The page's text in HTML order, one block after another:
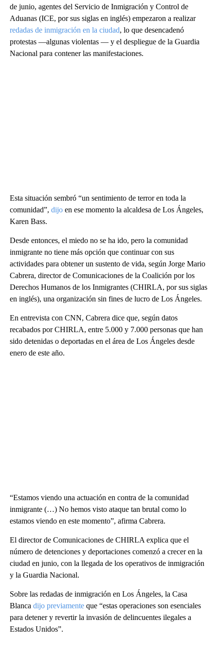
de junio, agentes del Servicio de Inmigración y Control de
Aduanas (ICE, por sus siglas en inglés) empezaron a realizar
redadas de inmigración en la ciudad, lo que desencadenó
protestas —algunas violentas — y el despliegue de la Guardia
Nacional para contener las manifestaciones.
Esta situación sembró “un sentimiento de terror en toda la
comunidad”, dijo en ese momento la alcaldesa de Los Ángeles,
Karen Bass.
Desde entonces, el miedo no se ha ido, pero la comunidad
inmigrante no tiene más opción que continuar con sus
actividades para obtener un sustento de vida, según Jorge Mario
Cabrera, director de Comunicaciones de la Coalición por los
Derechos Humanos de los Inmigrantes (CHIRLA, por sus siglas
en inglés), una organización sin fines de lucro de Los Ángeles.
En entrevista con CNN, Cabrera dice que, según datos
recabados por CHIRLA, entre 5.000 y 7.000 personas que han
sido detenidas o deportadas en el área de Los Ángeles desde
enero de este año.
“Estamos viendo una actuación en contra de la comunidad
inmigrante (…) No hemos visto ataque tan brutal como lo
estamos viendo en este momento”, afirma Cabrera.
El director de Comunicaciones de CHIRLA explica que el
número de detenciones y deportaciones comenzó a crecer en la
ciudad en junio, con la llegada de los operativos de inmigración
y la Guardia Nacional.
Sobre las redadas de inmigración en Los Ángeles, la Casa
Blanca dijo previamente que “estas operaciones son esenciales
para detener y revertir la invasión de delincuentes ilegales a
Estados Unidos”.